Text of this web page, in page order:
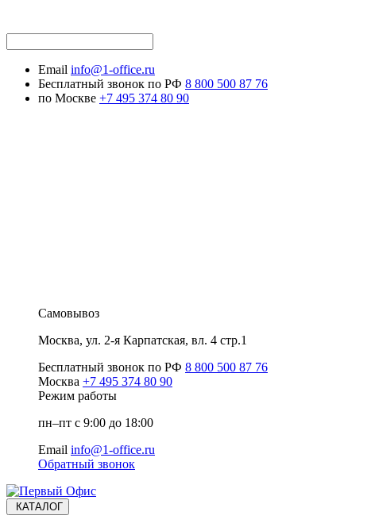
Email info@1-office.ru
Бесплатный звонок по РФ 8 800 500 87 76
по Москве +7 495 374 80 90
Самовывоз
Москва, ул. 2-я Карпатская, вл. 4 стр.1
Бесплатный звонок по РФ 8 800 500 87 76
Москва +7 495 374 80 90
Режим работы
пн–пт с 9:00 до 18:00
Email info@1-office.ru
Обратный звонок
КАТАЛОГ